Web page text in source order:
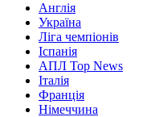
Англія
Україна
Ліга чемпіонів
Іспанія
АПЛ Top News
Італія
Франція
Німеччина